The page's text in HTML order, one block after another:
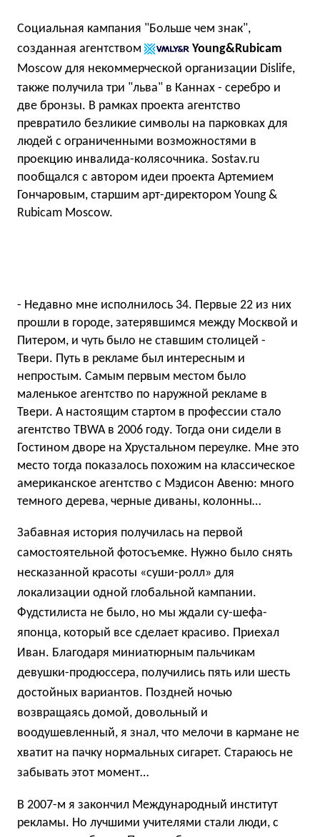
Социальная кампания "Больше чем знак",
созданная агентством
Young&Rubicam
Moscow для некоммерческой организации Dislife,
также получила три "льва" в Каннах - серебро и
две бронзы. В рамках проекта агентство
превратило безликие символы на парковках для
людей с ограниченными возможностями в
проекцию инвалида-колясочника. Sostav.ru
пообщался с автором идеи проекта Артемием
Гончаровым, старшим арт-директором Young &
Rubicam Moscow.
- Недавно мне исполнилось 34. Первые 22 из них
прошли в городе, затерявшимся между Москвой и
Питером, и чуть было не ставшим столицей -
Твери. Путь в рекламе был интересным и
непростым. Самым первым местом было
маленькое агентство по наружной рекламе в
Твери. А настоящим стартом в профессии стало
агентство TBWA в 2006 году. Тогда они сидели в
Гостином дворе на Хрустальном переулке. Мне это
место тогда показалось похожим на классическое
американское агентство с Мэдисон Авеню: много
темного дерева, черные диваны, колонны…
Забавная история получилась на первой
самостоятельной фотосъемке. Нужно было снять
несказанной красоты «суши-ролл» для
локализации одной глобальной кампании.
Фудстилиста не было, но мы ждали су-шефа-
японца, который все сделает красиво. Приехал
Иван. Благодаря миниатюрным пальчикам
девушки-продюссера, получились пять или шесть
достойных вариантов. Поздней ночью
возвращаясь домой, довольный и
воодушевленный, я знал, что мелочи в кармане не
хватит на пачку нормальных сигарет. Стараюсь не
забывать этот момент…
В 2007-м я закончил Международный институт
рекламы. Но лучшими учителями стали люди, с